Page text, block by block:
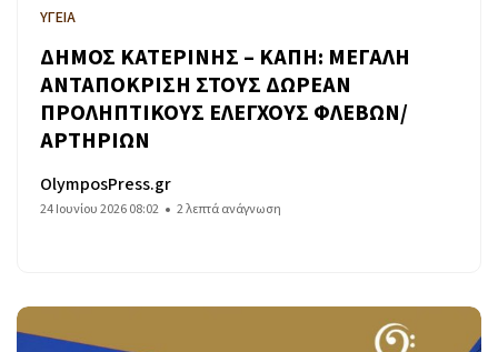
ΥΓΕΙΑ
ΔΗΜΟΣ ΚΑΤΕΡΙΝΗΣ – ΚΑΠΗ: ΜΕΓΑΛΗ
ΑΝΤΑΠΟΚΡΙΣΗ ΣΤΟΥΣ ΔΩΡΕΑΝ
ΠΡΟΛΗΠΤΙΚΟΥΣ ΕΛΕΓΧΟΥΣ ΦΛΕΒΩΝ/
ΑΡΤΗΡΙΩΝ
OlymposPress.gr
24 Ιουνίου 2026 08:02 2 λεπτά ανάγνωση